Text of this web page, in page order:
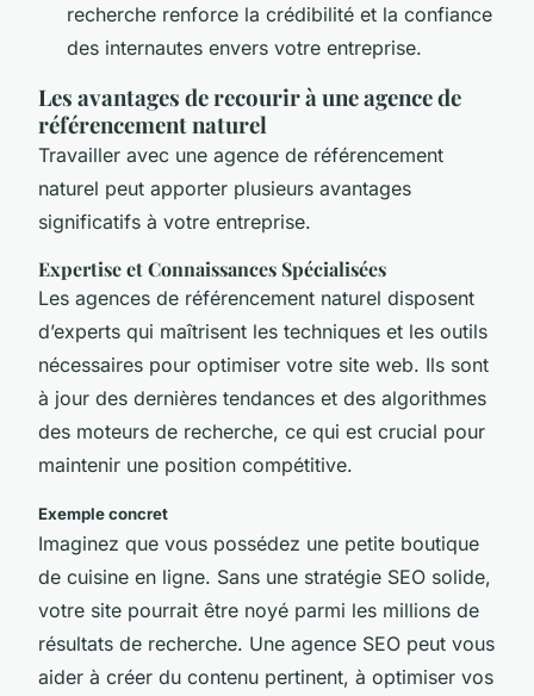
recherche renforce la crédibilité et la confiance
des internautes envers votre entreprise.
Les avantages de recourir à une agence de
référencement naturel
Travailler avec une agence de référencement
naturel peut apporter plusieurs avantages
significatifs à votre entreprise.
Expertise et Connaissances Spécialisées
Les agences de référencement naturel disposent
d’experts qui maîtrisent les techniques et les outils
nécessaires pour optimiser votre site web. Ils sont
à jour des dernières tendances et des algorithmes
des moteurs de recherche, ce qui est crucial pour
maintenir une position compétitive.
Exemple concret
Imaginez que vous possédez une petite boutique
de cuisine en ligne. Sans une stratégie SEO solide,
votre site pourrait être noyé parmi les millions de
résultats de recherche. Une agence SEO peut vous
aider à créer du contenu pertinent, à optimiser vos